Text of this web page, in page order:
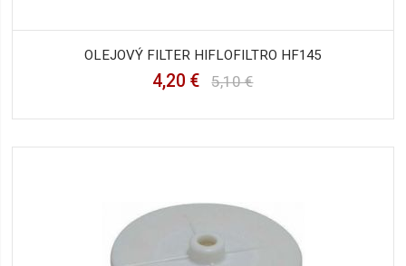
OLEJOVÝ FILTER HIFLOFILTRO HF145
4,20 € 5,10 €